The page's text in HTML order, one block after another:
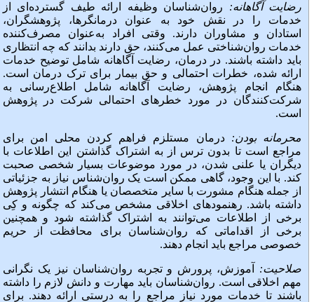
رضایت آگاهانه:روان‌شناسان وظیفه ارائه طیف گسترده‌ای از
خدمات را در نقش خود به عنوان درمانگرها، پژوهشگران،
استادان و مشاوران دارند. وقتی افراد به‌عنوان مصرف‌کننده
خدمات روان‌شناختی عمل می‌کنند، حق دارند بدانند که چه انتظاری
باید داشته باشند. در درمان، رضایت آگاهانه شامل توضیح خدمات
ارائه شده، خطرات احتمالی و حق بیمار برای ترک درمان است.
هنگام انجام پژوهش، رضایت آگاهانه شامل اطلاع‌رسانی به
شرکت‌کنندگان در مورد خطرهای احتمالی شرکت در پژوهش
است.
محرمانه بودن:درمان مستلزم فراهم کردن محلی امن برای
مراجع است تا بدون ترس از به اشتراک گذاشتن این اطلاعات با
دیگران یا علنی شدن، در مورد موضوعات بسیار شخصی صحبت
کند. با این وجود، گاهی ممکن است یک روان‌شناس نیاز به جزئیاتی
از جمله هنگام مشورت با سایر متخصصان یا هنگام انتشار پژوهش
داشته باشد. رهنمودهای اخلاقی مشخص می‌کند که چگونه و کِی
برخی از اطلاعات می‌توانند به اشتراک گذاشته شود و همچنین
برخی از اقداماتی که روان‌شناسان برای محافظت از حریم
خصوصی مراجع باید انجام دهند.
صلاحیت:آموزش، پرورش و تجربه روان‌شناسان نیز یک نگرانی
مهم اخلاقی است. روان‌شناسان باید مهارت و دانش لازم را داشته
باشند تا خدمات مورد نیاز مراجع را به درستی ارائه دهند. برای